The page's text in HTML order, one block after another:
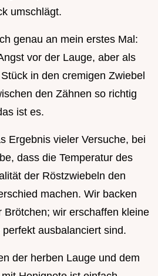
umschlägt.
genau an mein erstes Mal:
vor der Lauge, aber als
in den cremigen Zwiebel
den Zähnen so richtig
ist es.
Ergebnis vieler Versuche, bei
dass die Temperatur des
der Röstzwiebeln den
machen. Wir backen
Brötchen; wir erschaffen kleine
ausbalanciert sind.
der herben Lauge und dem